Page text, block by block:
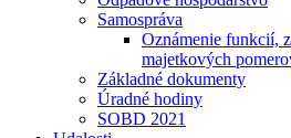
Samospráva
Oznámenie funkcií,
majetkových
Základné dokumenty
Úradné hodiny
SOBD 2021